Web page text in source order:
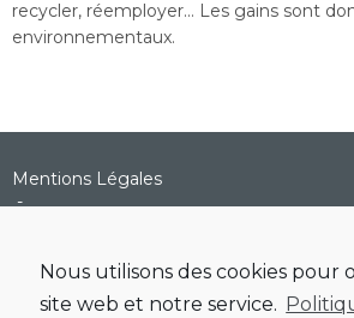
Nous utilisons des cookies pour
site web et notre service.
recycler, réemployer… Les gains sont
environnementaux.
Mentions Légales
-
Politique de cookies-Contactez-nous